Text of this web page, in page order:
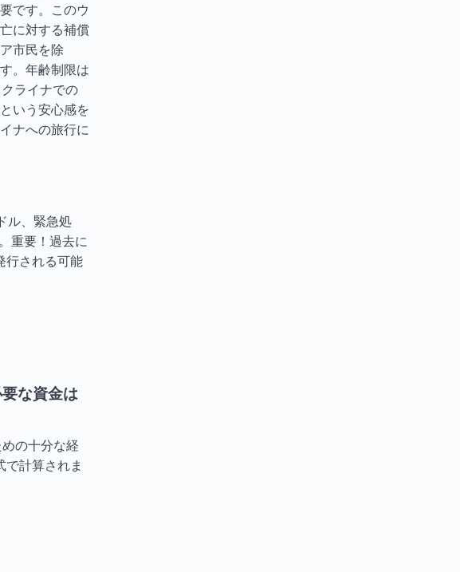
です。このウ
に対する補償
市民を除
。年齢制限は
ライナでの
いう安心感を
ナへの旅行に
ル、緊急処
重要！過去に
行される可能
な資金は
の十分な経
計算されま